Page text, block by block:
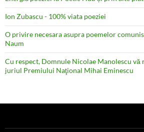
Ion Zubascu - 100% viata poeziei
O privire necesara asupra poemelor
Naum
Cu respect, Domnule Nicolae Manolescu vă
juriul Premiului Naţional Mihai Eminescu